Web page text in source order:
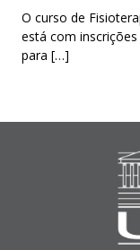
O curso de
está com
para […]